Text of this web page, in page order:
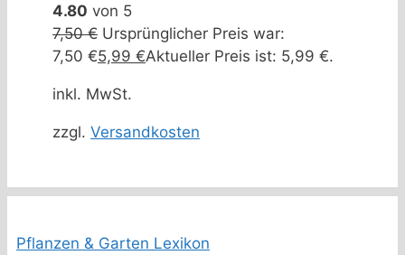
4.80 von 5
7,50€ Ursprünglicher Preis war:
7,50 €5,99 €Aktueller Preis ist: 5,99 €.
inkl. MwSt.
zzgl. Versandkosten
Pflanzen & Garten Lexikon